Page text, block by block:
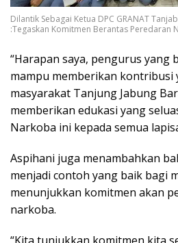
Dilantik Sebagai Ketua DPC GRANAT
:Tegaskan Komitmen Berantas Peredaran
“Harapan saya, pengurus yang
mampu memberikan kontribusi
masyarakat Tanjung Jabung
memberikan edukasi yang
Narkoba ini kepada semua
Aspihani juga menambahkan
menjadi contoh yang baik bagi
menunjukkan komitmen akan
narkoba.